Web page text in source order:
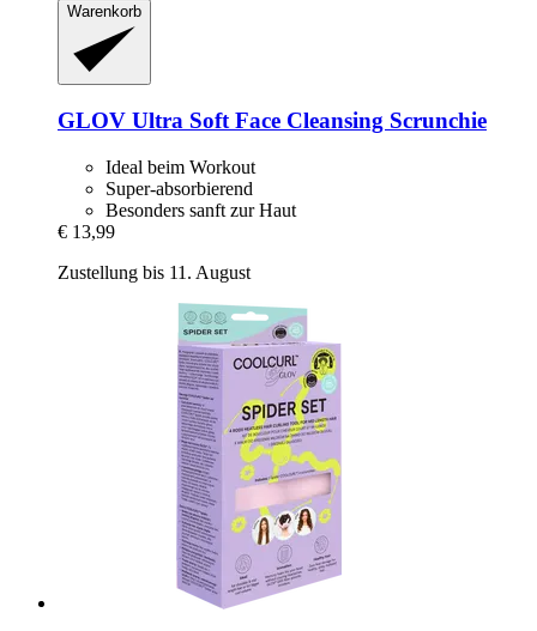
Warenkorb
GLOV Ultra Soft Face Cleansing Scrunchie
Ideal beim Workout
Super-absorbierend
Besonders sanft zur Haut
€ 13,99
Zustellung bis 11. August